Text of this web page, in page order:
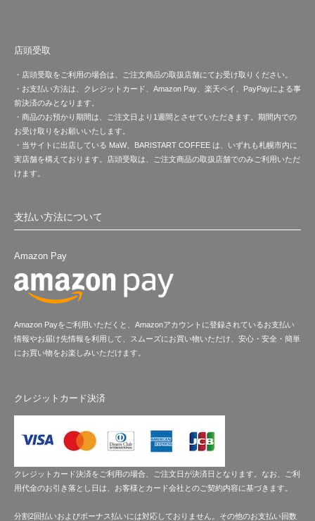
店頭受取
・店頭受取をご利用の場合は、ご注文商品の取扱店舗にてお受け取りください。
・お支払い方法は、クレジットカード、Amazon Pay、楽天ペイ、PayPayによる事
前決済のみとなります。
・商品のお預かり期間は、ご注文日より1週間とさせていただきます。期間内での
お受け取りをお願いいたします。
・当サイトに出店している MaW、BARISTART COFFEE は、いずれも札幌市内に
実店舗を構えております。店頭受取は、ご注文商品の取扱店舗でのみご利用いただ
けます。
支払い方法について
Amazon Pay
Amazon Payをご利用いただくと、Amazonアカウントに登録されているお支払い
情報やお届け先情報を利用して、スムーズにお買い物いただけ、安心・安全・簡単
にお買い物をお楽しみいただけます。
クレジットカード決済
クレジットカード決済をご利用の場合、ご注文日が決済日となります。なお、ご利
用代金のお引き落とし日は、お客様とカード会社とのご契約内容に基づきます。
分割2回払いおよびボーナス払いには対応しておりません。その他のお支払い回数